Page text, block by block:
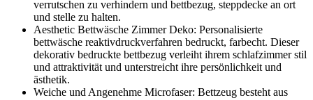
verrutschen zu verhindern und bettbezug, steppdecke an ort
und stelle zu halten.
Aesthetic Bettwäsche Zimmer Deko: Personalisierte
bettwäsche reaktivdruckverfahren bedruckt, farbecht. Dieser
dekorativ bedruckte bettbezug verleiht ihrem schlafzimmer stil
und attraktivität und unterstreicht ihre persönlichkeit und
ästhetik.
Weiche und Angenehme Microfaser: Bettzeug besteht aus